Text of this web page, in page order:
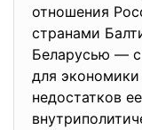
отношения
странами
Беларусью — с
для
недостатков